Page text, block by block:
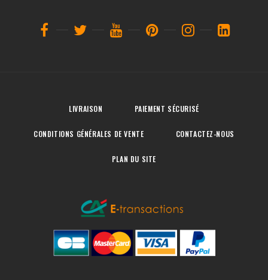
LIVRAISON PAIEMENT SÉCURISÉ
CONDITIONS GÉNÉRALES DE VENTE CONTACTEZ-NOUS
PLAN DU SITE